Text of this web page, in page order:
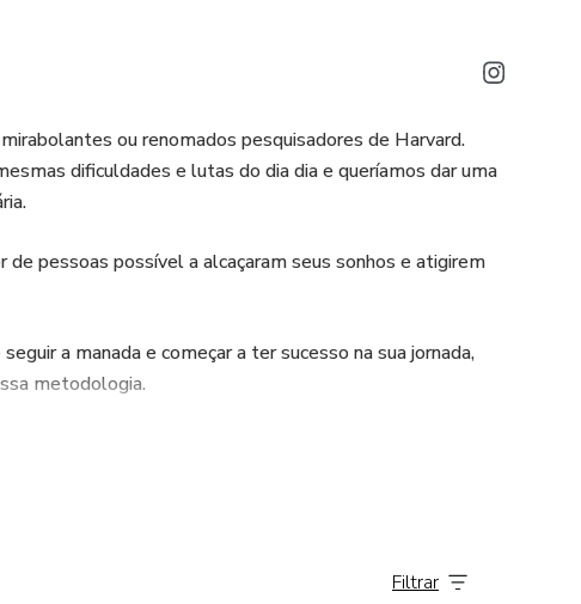
ou renomados pesquisadores de Harvard.
dificuldades e lutas do dia dia e queríamos dar uma
pessoas possível a alcaçaram seus sonhos e atigirem
a manada e começar a ter sucesso na sua jornada,
metodologia.
Filtrar